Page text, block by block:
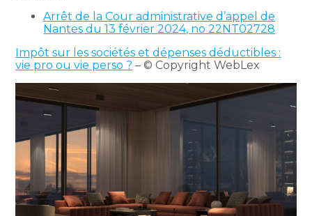
Arrêt de la Cour administrative d’appel de
Nantes du 13 février 2024, no 22NT02728
Impôt sur les sociétés et dépenses déductibles :
vie pro ou vie perso ? – © Copyright WebLex